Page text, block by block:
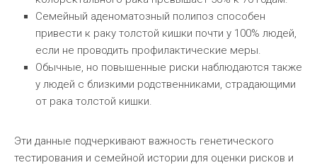
Семейный аденоматозный полипоз способен
привести к раку толстой кишки почти у 100% людей,
если не проводить профилактические меры.
Обычные, но повышенные риски наблюдаются также
у людей с близкими родственниками, страдающими
от рака толстой кишки.
Эти данные подчеркивают важность генетического
тестирования и семейной истории для оценки рисков и